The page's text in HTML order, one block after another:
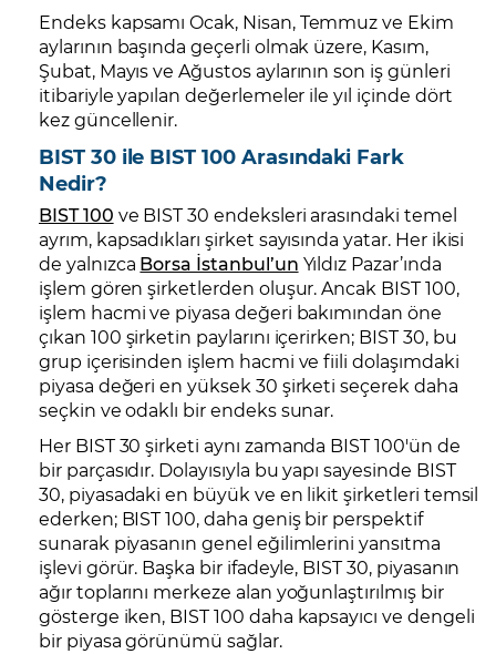
Endeks kapsamı Ocak, Nisan, Temmuz ve Ekim
aylarının başında geçerli olmak üzere, Kasım,
Şubat, Mayıs ve Ağustos aylarının son iş günleri
itibariyle yapılan değerlemeler ile yıl içinde dört
kez güncellenir.
BIST 30 ile BIST 100 Arasındaki Fark
Nedir?
BIST 100 ve BIST 30 endeksleri arasındaki temel
ayrım, kapsadıkları şirket sayısında yatar. Her ikisi
de yalnızca Borsa İstanbul’un Yıldız Pazar’ında
işlem gören şirketlerden oluşur. Ancak BIST 100,
işlem hacmi ve piyasa değeri bakımından öne
çıkan 100 şirketin paylarını içerirken; BIST 30, bu
grup içerisinden işlem hacmi ve fiili dolaşımdaki
piyasa değeri en yüksek 30 şirketi seçerek daha
seçkin ve odaklı bir endeks sunar.
Her BIST 30 şirketi aynı zamanda BIST 100'ün de
bir parçasıdır. Dolayısıyla bu yapı sayesinde BIST
30, piyasadaki en büyük ve en likit şirketleri temsil
ederken; BIST 100, daha geniş bir perspektif
sunarak piyasanın genel eğilimlerini yansıtma
işlevi görür. Başka bir ifadeyle, BIST 30, piyasanın
ağır toplarını merkeze alan yoğunlaştırılmış bir
gösterge iken, BIST 100 daha kapsayıcı ve dengeli
bir piyasa görünümü sağlar.